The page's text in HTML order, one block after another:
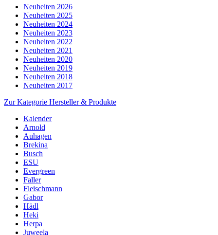
Neuheiten 2026
Neuheiten 2025
Neuheiten 2024
Neuheiten 2023
Neuheiten 2022
Neuheiten 2021
Neuheiten 2020
Neuheiten 2019
Neuheiten 2018
Neuheiten 2017
Zur Kategorie Hersteller & Produkte
Kalender
Arnold
Auhagen
Brekina
Busch
ESU
Evergreen
Faller
Fleischmann
Gabor
Hädl
Heki
Herpa
Juweela